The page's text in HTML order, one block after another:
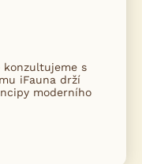
konzultujeme s
iFauna drží
moderního